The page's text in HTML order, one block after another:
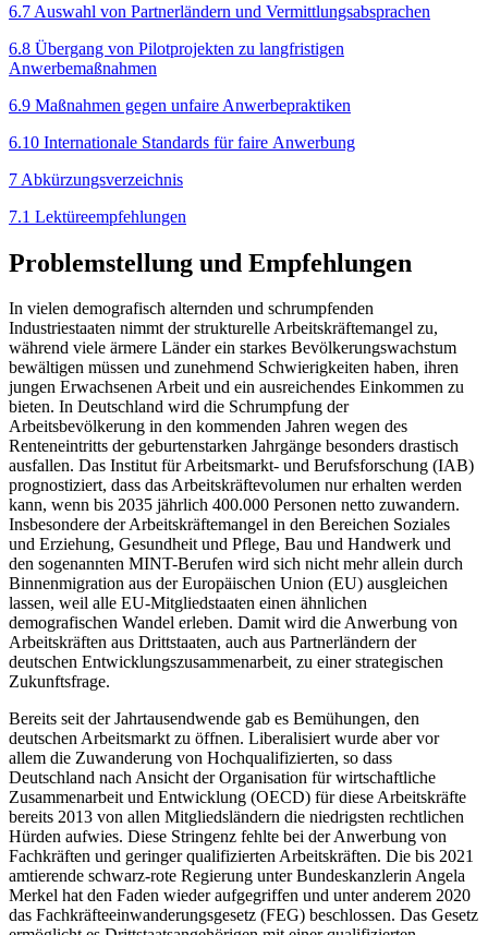
6.7 Auswahl von Partnerländern und Vermittlungsabsprachen
6.8 Übergang von Pilotprojekten zu langfristigen
Anwerbemaßnahmen
6.9 Maßnahmen gegen unfaire Anwerbe­praktiken
6.10 Internationale Standards für faire Anwerbung
7 Abkürzungsverzeichnis
7.1 Lektüreempfehlungen
Problemstellung und Empfehlungen
In vielen demografisch alternden und schrumpfenden
Industriestaaten nimmt der strukturelle Arbeitskräfte­mangel zu,
während viele ärmere Länder ein starkes Bevölkerungswachstum
bewältigen müssen und zuneh­mend Schwierigkeiten haben, ihren
jungen Erwachse­nen Arbeit und ein ausreichendes Einkommen zu
bieten. In Deutschland wird die Schrumpfung der
Arbeitsbevölkerung in den kommenden Jahren wegen des
Renteneintritts der geburtenstarken Jahrgänge besonders drastisch
ausfallen. Das Institut für Arbeits­markt- und Berufsforschung (IAB)
prognos­tiziert, dass das Arbeitskräftevolumen nur erhalten werden
kann, wenn bis 2035 jährlich 400.000 Personen netto zu­wandern.
Insbesondere der Arbeitskräftemangel in den Bereichen Soziales
und Erziehung, Gesundheit und Pflege, Bau und Handwerk und
den sogenannten MINT-Berufen wird sich nicht mehr allein durch
Bin­nenmigration aus der Europäischen Union (EU) aus­gleichen
lassen, weil alle EU-Mitgliedstaaten einen ähnlichen
demografischen Wandel erleben. Damit wird die Anwerbung von
Arbeitskräften aus Dritt­staaten, auch aus Partnerländern der
deutschen Ent­wick­lungszusammenarbeit, zu einer strategischen
Zukunftsfrage.
Bereits seit der Jahrtausendwende gab es Bemü­hun­gen, den
deutschen Arbeitsmarkt zu öffnen. Liberalisiert wurde aber vor
allem die Zuwanderung von Hochqualifizierten, so dass
Deutschland nach Ansicht der Organisation für wirtschaftliche
Zusam­menarbeit und Entwicklung (OECD) für diese Arbeits­kräfte
bereits 2013 von allen Mitgliedsländern die niedrigsten rechtlichen
Hürden aufwies. Diese Strin­genz fehlte bei der Anwerbung von
Fachkräften und geringer qualifizierten Arbeitskräften. Die bis 2021
amtierende schwarz-rote Regierung unter Bundeskanzlerin Angela
Merkel hat den Faden wieder auf­gegriffen und unter anderem 2020
das Fach­kräfte­einwanderungsgesetz (FEG) beschlossen. Das Gesetz